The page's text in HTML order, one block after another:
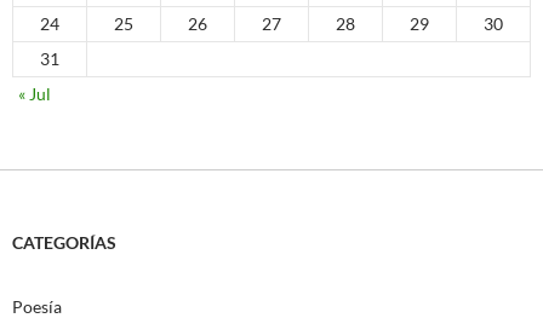
24
25 26 27 28 29
30
31
« Jul
CATEGORÍAS
Poesía